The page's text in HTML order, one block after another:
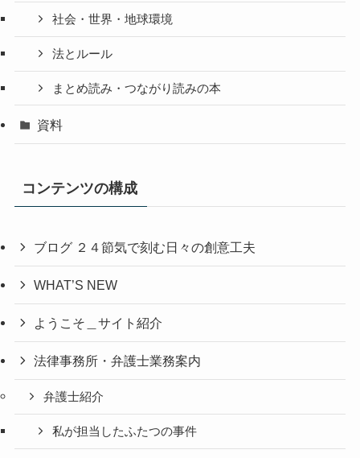
社会・世界・地球環境
法とルール
まとめ読み・つながり読みの本
資料
コンテンツの構成
ブログ ２４節気で刻む日々の創意工夫
WHAT’S NEW
ようこそ＿サイト紹介
法律事務所・弁護士業務案内
弁護士紹介
私が担当したふたつの事件